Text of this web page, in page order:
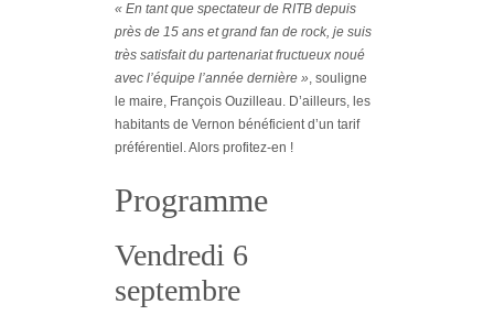
« En tant que spectateur de RITB depuis
près de 15 ans et grand fan de rock, je suis
très satisfait du partenariat fructueux noué
avec l’équipe l’année dernière », souligne
le maire, François Ouzilleau. D’ailleurs, les
habitants de Vernon bénéficient d’un tarif
préférentiel. Alors profitez-en !
Programme
Vendredi 6
septembre